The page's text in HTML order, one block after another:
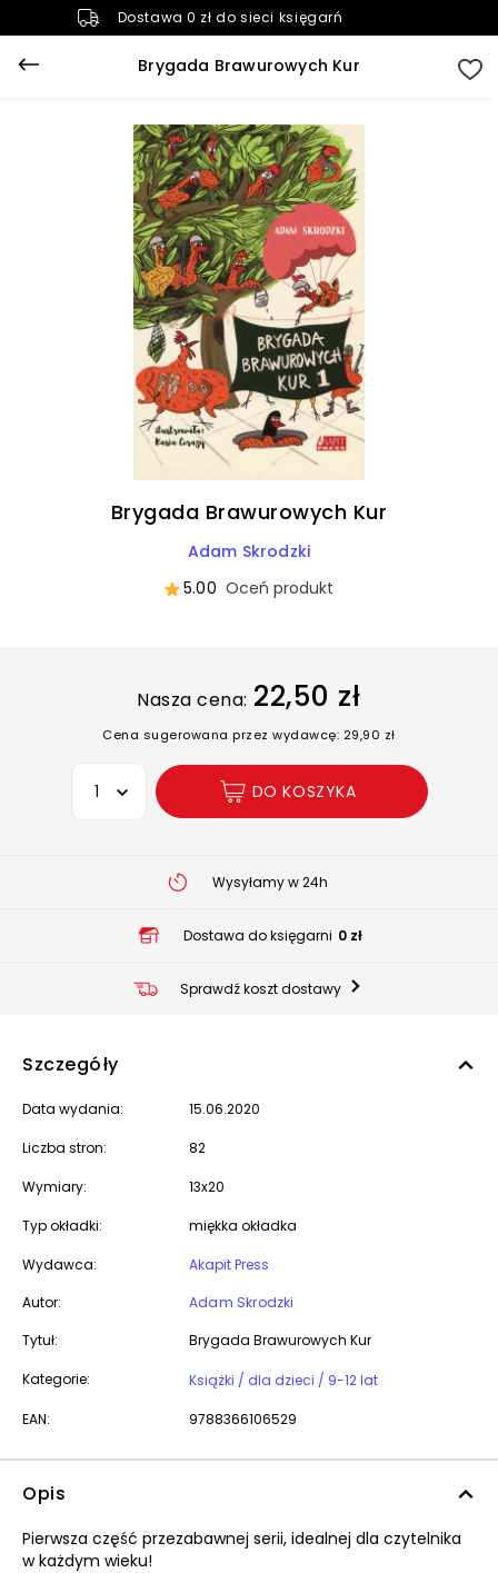
Dostawa 0 zł do sieci księgarń
Brygada Brawurowych Kur
Brygada Brawurowych Kur
Adam Skrodzki
5.00 Oceń produkt
Nasza cena: 22,50 zł
Cena sugerowana przez wydawcę: 29,90 zł
Wybierz opcję
DO KOSZYKA
Wysyłamy w 24h
Dostawa do księgarni 0 zł
Sprawdź koszt dostawy
Szczegóły
Data wydania: 15.06.2020
Liczba stron: 82
Wymiary: 13x20
Typ okładki: miękka okładka
Wydawca:
Akapit Press
Autor:
Adam Skrodzki
Tytuł:
Brygada Brawurowych Kur
Kategorie: Książki / dla dzieci / 9-12 lat
EAN: 9788366106529
Opis
Pierwsza część przezabawnej serii, idealnej dla czytelnika
w każdym wieku!